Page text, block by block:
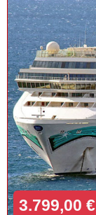
3.799,00 €